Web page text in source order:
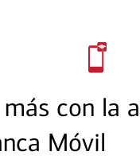
con la
Móvil
Sabemos
Nuestros
ayudarle
Programar ahora